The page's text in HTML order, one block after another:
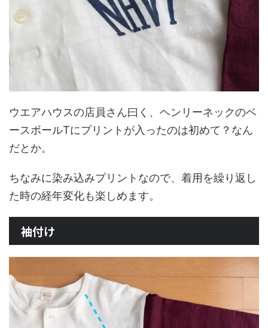
ウエアハウスの店員さん曰く、ヘンリーネックのベ
ースボールTにプリントが入ったのは初めて？なん
だとか。
ちなみに染み込みプリントなので、着用を繰り返し
た時の経年変化も楽しめます。
袖付け